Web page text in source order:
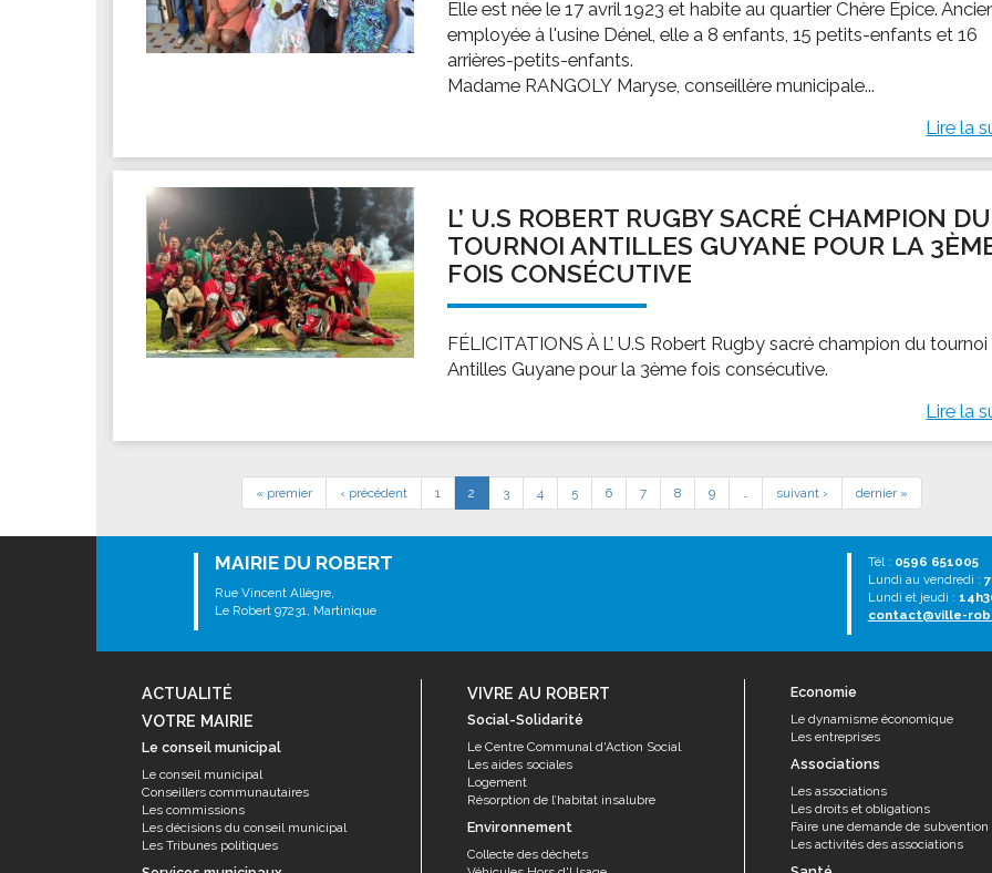
Elle est née le 17 avril 1923 et habite au quartier Chère Épice.
employée à l'usine Dénel, elle a 8 enfants, 15 petits-enfants et 16
arrières-petits-enfants.
Madame RANGOLY Maryse, conseillère municipale...
Lire la
L’ U.S ROBERT RUGBY SACRÉ CHAMPION DU
TOURNOI ANTILLES GUYANE POUR LA
FOIS CONSÉCUTIVE
FÉLICITATIONS À L’ U.S Robert Rugby sacré champion du tournoi
Antilles Guyane pour la 3ème fois consécutive.
Lire la
« premier ‹ précédent 1 2 3 4 5 6 7 8 9 suivant › dernier »
MAIRIE DU ROBERT
Rue Vincent Allègre,
Le Robert 97231, Martinique
Tél : 0596 651005
Lundi au vendredi :
Lundi et jeudi :
contact@ville-
ACTUALITÉ
VOTRE MAIRIE
Le conseil municipal
Le conseil municipal
Conseillers communautaires
Les commissions
Les décisions du conseil municipal
Les Tribunes politiques
VIVRE AU ROBERT
Social-Solidarité
Le Centre Communal d'Action Social
Les aides sociales
Logement
Résorption de l’habitat insalubre
Environnement
Collecte des déchets
Economie
Le dynamisme économique
Les entreprises
Associations
Les associations
Les droits et obligations
Faire une demande de subvention
Les activités des associations